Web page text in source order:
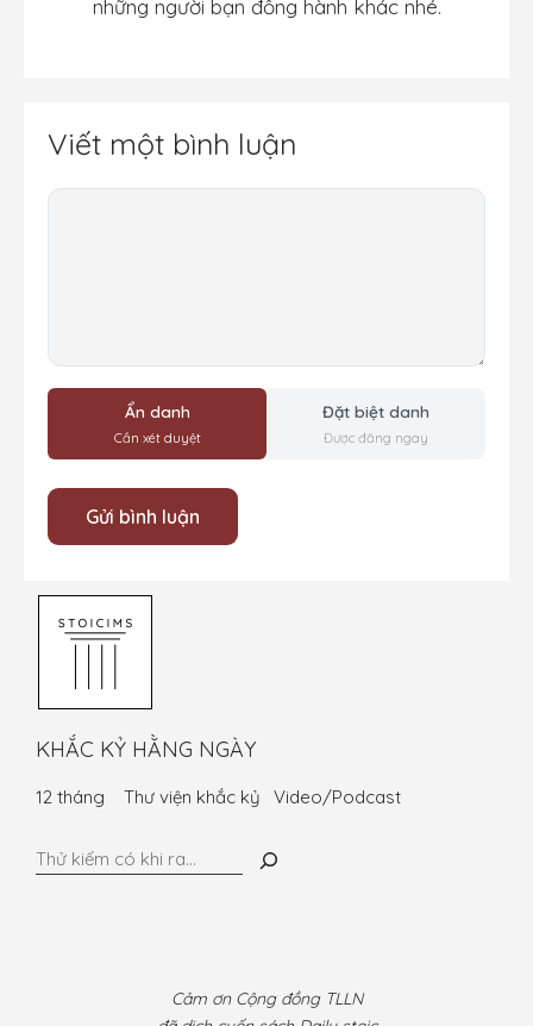
những người bạn đồng hành khác nhé.
Viết một bình luận
Bình
Ẩn danh
Cần xét duyệt
Đặt biệt danh
Được đăng ngay
KHẮC KỶ HẰNG NGÀY
12 tháng Thư viện khắc kỷ Video/Podcast
Tìm
Cảm ơn Cộng đồng TLLN